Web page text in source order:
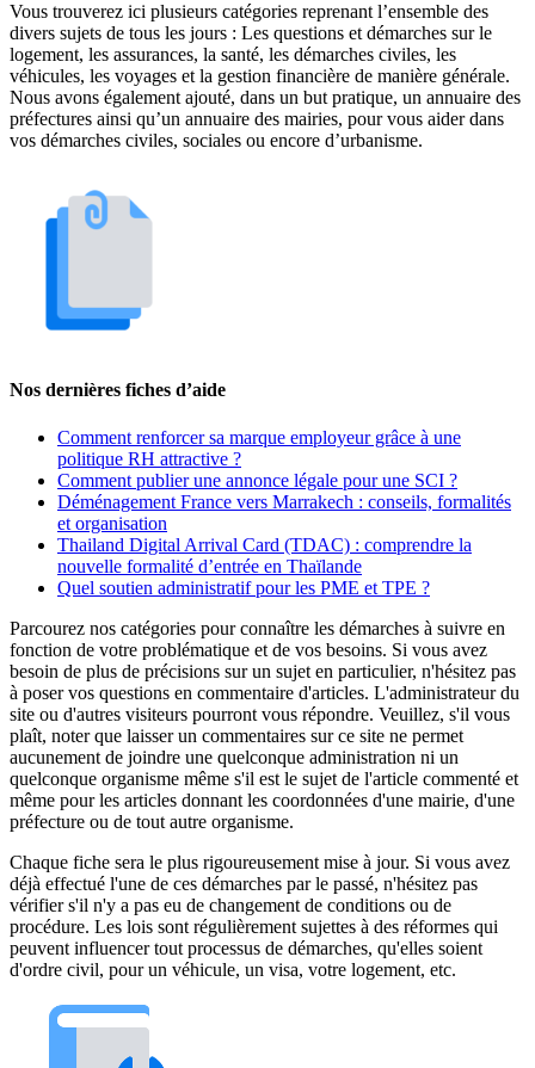
Vous trouverez ici plusieurs catégories reprenant l’ensemble des
divers sujets de tous les jours : Les questions et démarches sur le
logement, les assurances, la santé, les démarches civiles, les
véhicules, les voyages et la gestion financière de manière générale.
Nous avons également ajouté, dans un but pratique, un annuaire des
préfectures ainsi qu’un annuaire des mairies, pour vous aider dans
vos démarches civiles, sociales ou encore d’urbanisme.
Nos dernières fiches d’aide
Comment renforcer sa marque employeur grâce à une
politique RH attractive ?
Comment publier une annonce légale pour une SCI ?
Déménagement France vers Marrakech : conseils, formalités
et organisation
Thailand Digital Arrival Card (TDAC) : comprendre la
nouvelle formalité d’entrée en Thaïlande
Quel soutien administratif pour les PME et TPE ?
Parcourez nos catégories pour connaître les démarches à suivre en
fonction de votre problématique et de vos besoins. Si vous avez
besoin de plus de précisions sur un sujet en particulier, n'hésitez pas
à poser vos questions en commentaire d'articles. L'administrateur du
site ou d'autres visiteurs pourront vous répondre. Veuillez, s'il vous
plaît, noter que laisser un commentaires sur ce site ne permet
aucunement de joindre une quelconque administration ni un
quelconque organisme même s'il est le sujet de l'article commenté et
même pour les articles donnant les coordonnées d'une mairie, d'une
préfecture ou de tout autre organisme.
Chaque fiche sera le plus rigoureusement mise à jour. Si vous avez
déjà effectué l'une de ces démarches par le passé, n'hésitez pas
vérifier s'il n'y a pas eu de changement de conditions ou de
procédure. Les lois sont régulièrement sujettes à des réformes qui
peuvent influencer tout processus de démarches, qu'elles soient
d'ordre civil, pour un véhicule, un visa, votre logement, etc.